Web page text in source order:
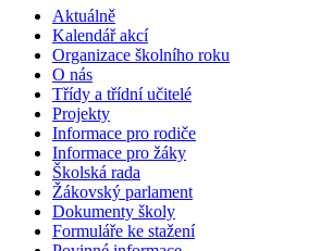
Aktuálně
Kalendář akcí
Organizace školního roku
O nás
Třídy a třídní učitelé
Projekty
Informace pro rodiče
Informace pro žáky
Školská rada
Žákovský parlament
Dokumenty školy
Formuláře ke stažení